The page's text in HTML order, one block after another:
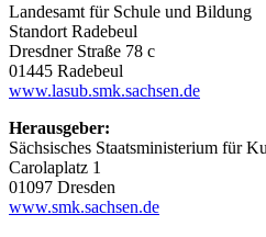
Landesamt für Schule und Bildung
Standort Radebeul
Dresdner Straße 78 c
01445 Radebeul
www.lasub.smk.sachsen.de
Herausgeber:
Sächsisches Staatsministerium für
Carolaplatz 1
01097 Dresden
www.smk.sachsen.de